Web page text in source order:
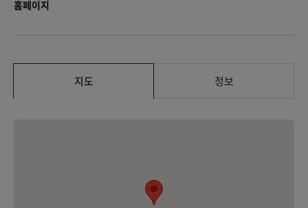
홈페이지
지도 정보